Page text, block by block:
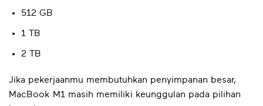
512 GB
1 TB
2 TB
Jika pekerjaanmu membutuhkan penyimpanan besar,
MacBook M1 masih memiliki keunggulan pada pilihan